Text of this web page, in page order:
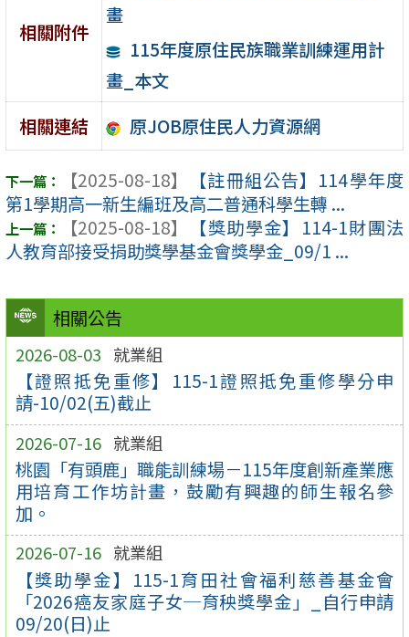
相關公告
2026-08-03 就業組
【證照抵免重修】115-1證照抵免重修學分申
請-10/02(五)截止
2026-07-16 就業組
桃園「有頭鹿」職能訓練場－115年度創新產業應
用培育工作坊計畫，鼓勵有興趣的師生報名參
加。
2026-07-16 就業組
【獎助學金】115-1育田社會福利慈善基金會
「2026癌友家庭子女─育秧獎學金」_自行申請
09/20(日)止
相關附件
畫
115年度原住民族職業訓練運用計
畫_本文
相關連結
原JOB原住民人力資源網
【2025-08-18】
【註冊組公告】114學年度
第1學期高一新生編班及高二普通科學生轉 ...
【2025-08-18】
【獎助學金】114-1財團法
人教育部接受捐助獎學基金會獎學金_09/1 ...